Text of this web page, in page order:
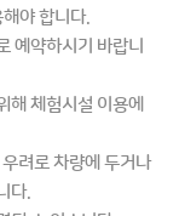
야 합니다.
예약하시기 바랍니
해 체험시설 이용에
려로 차량에 두거나
다.